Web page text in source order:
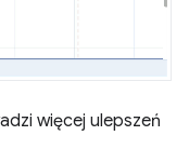
więcej ulepszeń